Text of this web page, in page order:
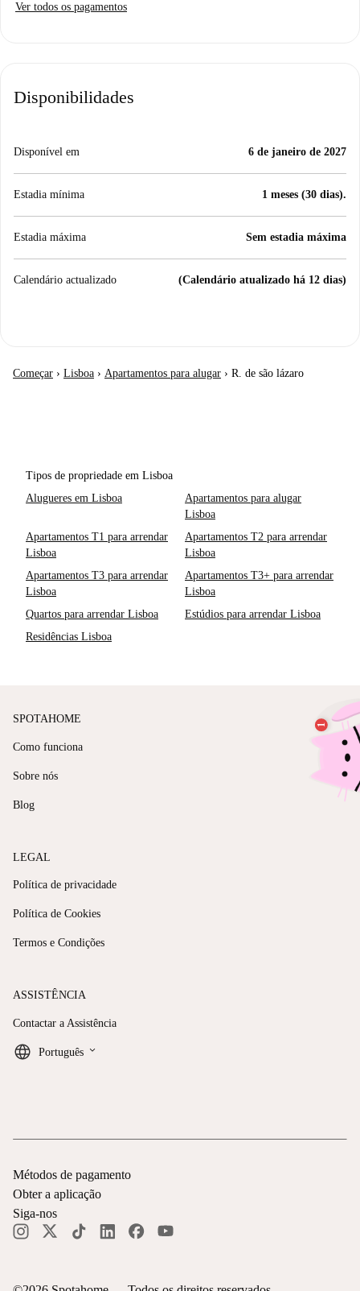
Ver todos os pagamentos
Disponibilidades
Disponível em 6 de janeiro de 2027
Estadia mínima 1 meses (30 dias).
Estadia máxima Sem estadia máxima
Calendário actualizado (Calendário atualizado há 12 dias)
Começar › Lisboa › Apartamentos para alugar › R. de são lázaro
Tipos de propriedade em Lisboa
Alugueres em Lisboa
Apartamentos para alugar
Lisboa
Apartamentos T1 para arrendar
Lisboa
Apartamentos T2 para arrendar
Lisboa
Apartamentos T3 para arrendar
Lisboa
Apartamentos T3+ para arrendar
Lisboa
Quartos para arrendar Lisboa
Estúdios para arrendar Lisboa
Residências Lisboa
SPOTAHOME
Como funciona
Sobre nós
Blog
LEGAL
Política de privacidade
Política de Cookies
Termos e Condições
ASSISTÊNCIA
Contactar a Assistência
Português keyboard_arrow_down
Métodos de pagamento
Obter a aplicação
Siga-nos